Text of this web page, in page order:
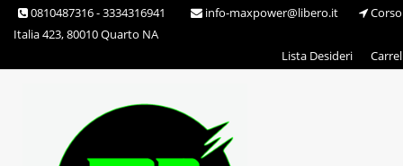
Skip 0810487316 - 3334316941 info-maxpower@libero.it
Corso
Italia 423, 80010 Quarto NA
Lista Desideri